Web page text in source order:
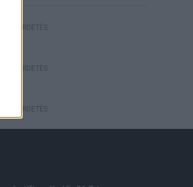
HIRDETÉS
HIRDETÉS
HIRDETÉS